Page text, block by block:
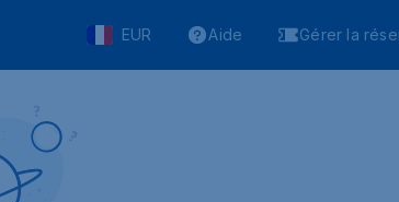
EUR Aide Gérer la